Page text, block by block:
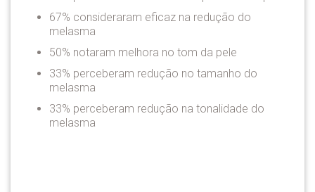
67% consideraram eficaz na redução do
melasma
50% notaram melhora no tom da pele
33% perceberam redução no tamanho do
melasma
33% perceberam redução na tonalidade do
melasma